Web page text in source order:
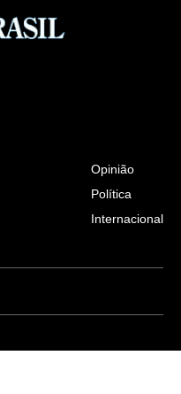
Opinião
Política
Internacional